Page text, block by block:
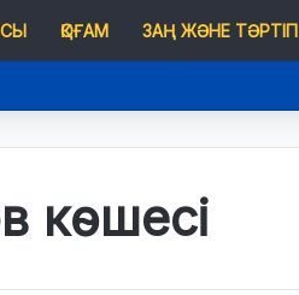
ҚОҒАМ ЗАҢ ЖӘНЕ ТӘРТІП
көшесі